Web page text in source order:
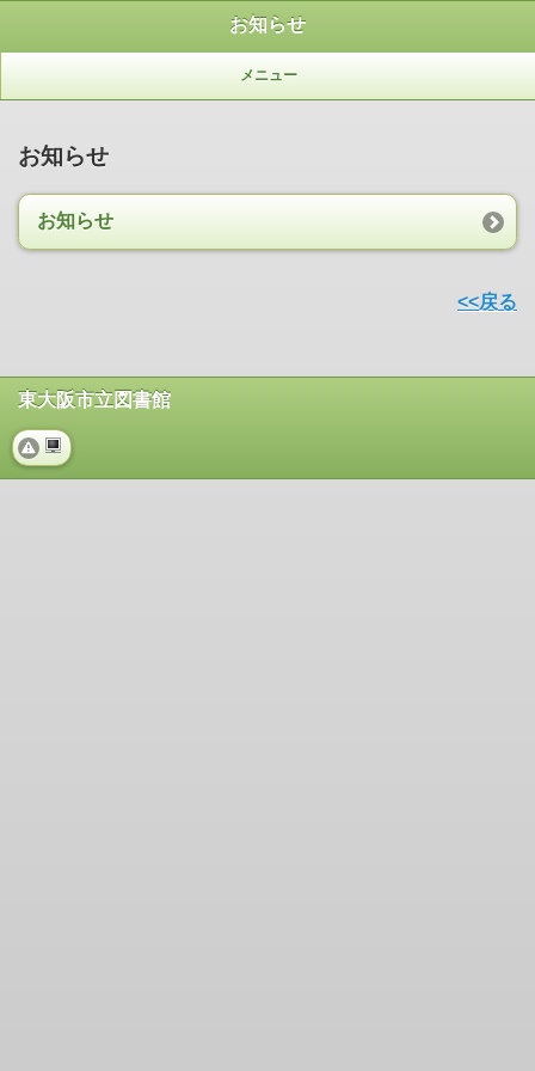
お知らせ
メニュー
お知らせ
お知らせ
<<戻る
東大阪市立図書館